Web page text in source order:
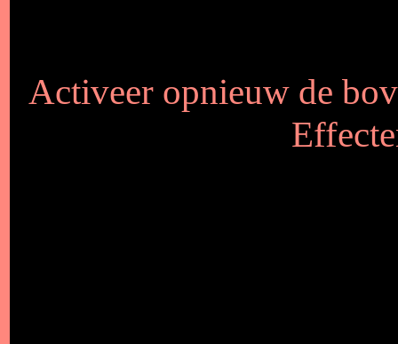
Activeer opnieuw de